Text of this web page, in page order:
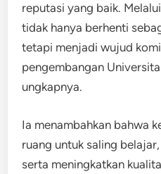
reputasi yang baik.
tidak hanya berhenti
tetapi menjadi wujud
pengembangan
ungkapnya.
Ia menambahkan bahwa
ruang untuk saling
serta meningkatkan